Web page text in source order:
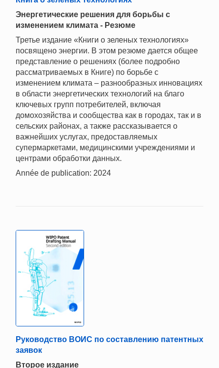
Энергетические решения для борьбы с
изменением климата - Резюме
Третье издание «Книги о зеленых технологиях»
посвящено энергии. В этом резюме дается общее
представление о решениях (более подробно
рассматриваемых в Книге) по борьбе с
изменением климата – разнообразных инновациях
в области энергетических технологий на благо
ключевых групп потребителей, включая
домохозяйства и сообщества как в городах, так и в
сельских районах, а также рассказывается о
важнейших услугах, предоставляемых
супермаркетами, медицинскими учреждениями и
центрами обработки данных.
Année de publication: 2024
Руководство ВОИС по составлению патентных
заявок
Второе издание